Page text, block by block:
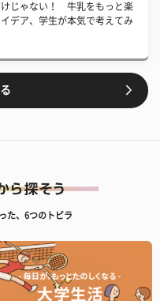
けじゃない！ 牛乳をもっと楽
イデア、学生が本気で考えてみ
た、6つのトビラ